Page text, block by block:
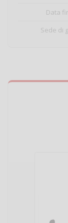
Data
Sede di